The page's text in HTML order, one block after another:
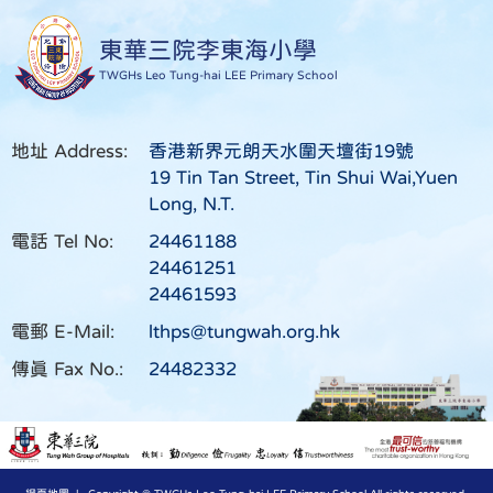
東華三院李東海小學
TWGHs Leo Tung-hai LEE Primary School
地址 Address:
香港新界元朗天水圍天壇街19號
19 Tin Tan Street, Tin Shui Wai,Yuen
Long, N.T.
電話 Tel No:
24461188
24461251
24461593
電郵 E-Mail:
lthps@tungwah.org.hk
傳真 Fax No.:
24482332